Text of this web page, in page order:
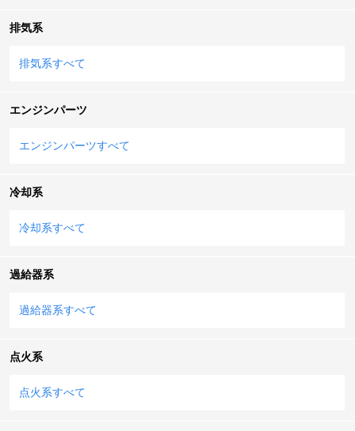
排気系
排気系すべて
エンジンパーツ
エンジンパーツすべて
冷却系
冷却系すべて
過給器系
過給器系すべて
点火系
点火系すべて